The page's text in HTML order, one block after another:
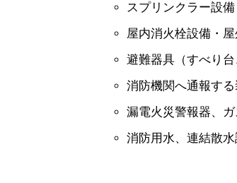
スプリンクラー設
屋内消火栓設備・
避難器具（すべり台
消防機関へ通報する
漏電火災警報器、
消防用水、連結散